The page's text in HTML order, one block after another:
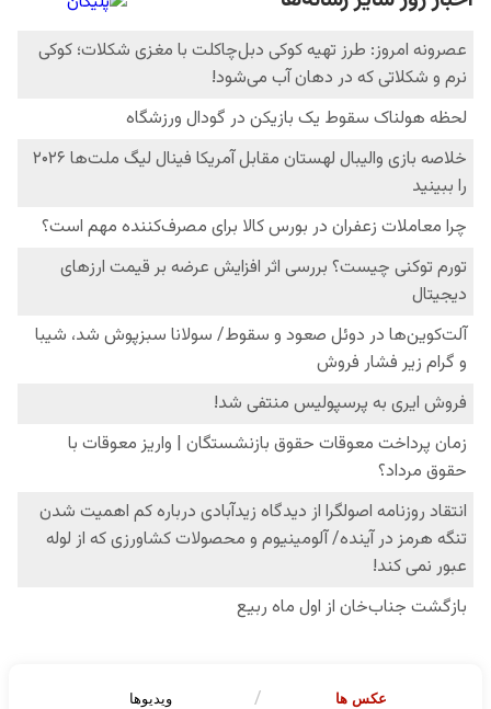
عکس ها ویدیوها